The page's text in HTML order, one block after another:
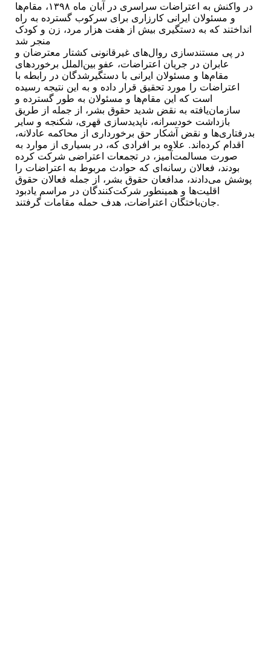
در واکنش به اعتراضات سراسری در آبان ماه ۱۳۹۸، مقام‌ها
و مسئولان ایرانی کارزاری برای سرکوب گسترده به راه
انداختند که به دستگیری بیش از هفت هزار مرد، زن و کودک
منجر شد
در پی مستندسازی روال‌های غیرقانونی کشتار معترضان و
عابران در جریان اعتراضات، عفو بین‌الملل برخوردهای
مقام‌ها و مسئولان ایرانی با دستگیرشدگان در رابطه با
اعتراضات را مورد تحقیق قرار داده و به این نتیجه رسیده
است که این مقام‌ها و مسئولان به طور گسترده و
سازمان‌یافته به نقض شدید حقوق بشر، از جمله از طریق
بازداشت خودسرانه، ناپدیدسازی قهری، شکنجه و سایر
بدرفتاری‌ها و نقض آشکار حق برخورداری از محاکمه عادلانه،
اقدام کرده‌اند. علاوه بر افرادی که، در بسیاری از موارد به
صورت مسالمت‌آمیز، در تجمعات اعتراضی شرکت کرده
بودند، فعالان رسانه‌‌ای که حوادث مربوط به اعتراضات را
پوشش می‌دادند، مدافعان حقوق بشر، از جمله فعالان حقوق
اقلیت‌ها و همینطور شرکت‌کنندگان در مراسم یادبود
جان‌باختگان اعتراضات، هدف حمله مقامات گرفتند.